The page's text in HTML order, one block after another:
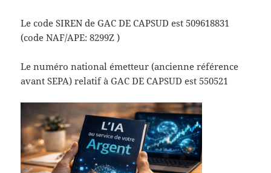
Le code SIREN de GAC DE CAPSUD est 509618831
(code NAF/APE: 8299Z )
Le numéro national émetteur (ancienne référence
avant SEPA) relatif à GAC DE CAPSUD est 550521